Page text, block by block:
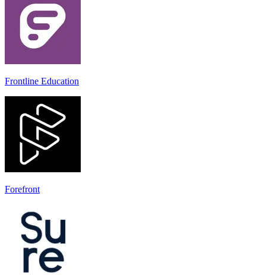
Frontline Education
Forefront